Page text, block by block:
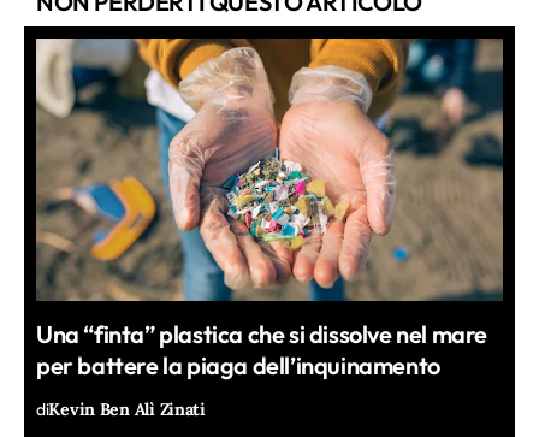
Una “finta” plastica che si dissolve nel mare
per battere la piaga dell’inquinamento
diKevin Ben Alì Zinati